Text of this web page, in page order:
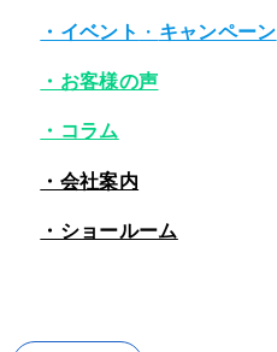
・イベント ・ キャンペーン
・お客様の声
・コラム
・会社案内
・ショールーム